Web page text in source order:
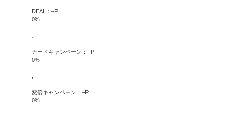
DEAL： –P
0%
,
カードキャンペーン： –P
0%
,
変倍キャンペーン： –P
0%